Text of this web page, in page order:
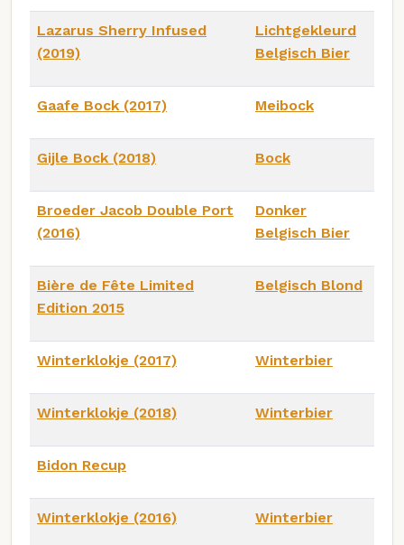
Lazarus Sherry Infused
(2019)
Lichtgekleurd
Belgisch Bier
Gaafe Bock (2017) Meibock
Gijle Bock (2018) Bock
Broeder Jacob Double Port
(2016)
Donker
Belgisch Bier
Bière de Fête Limited
Edition 2015
Belgisch Blond
Winterklokje (2017) Winterbier
Winterklokje (2018) Winterbier
Bidon Recup
Winterklokje (2016) Winterbier